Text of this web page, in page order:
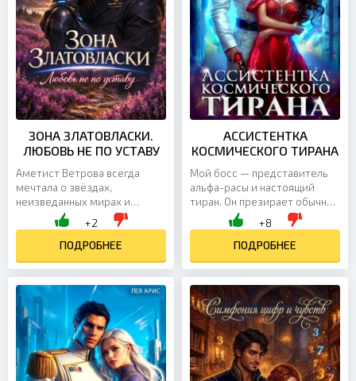
ЗОНА ЗЛАТОВЛАСКИ.
ЛЮБОВЬ НЕ ПО УСТАВУ
Аметист Ветрова всегда
мечтала о звёздах,
неизведанных мирах и
открытиях, которые войдут в
историю. Вместо этого она
получает назначение на
легендарный
исследовательский крейсер
«Гелиос-9» — туда, где любая
ошибка может стоить
жизни, а новичкам не делают
поблажек. Особенно если
командующий — адмирал
Каэр Тар-Эн. Холодный.
Безупречный. Опасно...
+2
ПОДРОБНЕЕ
АССИСТЕНТКА
КОСМИЧЕСКОГО ТИРАНА
Мой босс — представитель
альфа-расы и настоящий
тиран. Он презирает обычных
людей, но ему пришлось
взять на работу меня. Одна
ошибка, и он от меня
избавится. Вот только я –
идеальная ассистентка, а эта
должность мне жизненно
необходима. И если новая
задача — изобразить
любовницу босса — что ж, и с
этим справлюсь! Но, босс…
это же не по настоящему,...
+8
ПОДРОБНЕЕ